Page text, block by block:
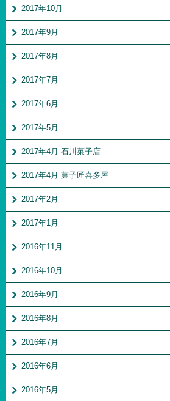
2017年10月
2017年9月
2017年8月
2017年7月
2017年6月
2017年5月
2017年4月 石川菓子店
2017年4月 菓子匠喜多屋
2017年2月
2017年1月
2016年11月
2016年10月
2016年9月
2016年8月
2016年7月
2016年6月
2016年5月